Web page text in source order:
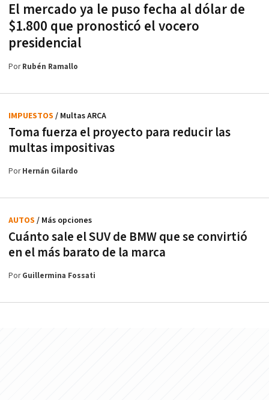
El mercado ya le puso fecha al dólar de
$1.800 que pronosticó el vocero
presidencial
PorRubén Ramallo
Toma fuerza el proyecto para reducir las
multas impositivas
IMPUESTOS / Multas ARCA
PorHernán Gilardo
Cuánto sale el SUV de BMW que se convirtió
en el más barato de la marca
AUTOS / Más opciones
PorGuillermina Fossati